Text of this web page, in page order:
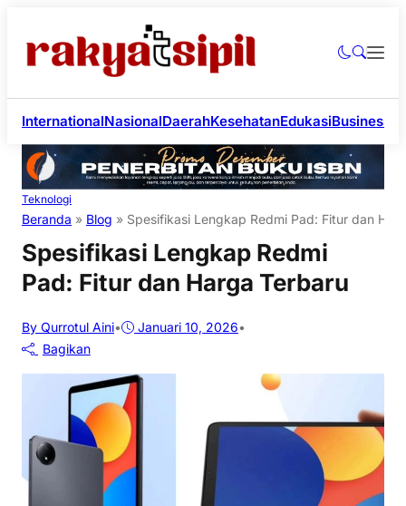
InternationalNasionalDaerahKesehatanEdukasiBusiness
Teknologi
Beranda » Blog » Spesifikasi Lengkap Redmi Pad: Fitur dan
Spesifikasi Lengkap Redmi
Pad: Fitur dan Harga Terbaru
By Qurrotul Aini• Januari 10, 2026•
Bagikan